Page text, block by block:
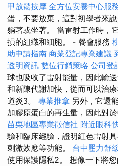
甲放鬆按摩 全方位安養中心服
蛋，不要放棄，這對初學者來
躺著或坐著。 當雷射工作時，
損的組織和細胞。 - 餐會服務
助申請指南 商業登記專業建議
透明資訊 數位行銷策略 公司登
球也吸收了雷射能量，因此輸
和新陳代謝加快，從而可以治
道炎3。 專業推拿 另外，它還
加膠原蛋白的再生量，因此對
苗栗地區專業徵信社 附近眼科
驗和臨床經驗，證明紅色雷射
刺激效應等功能。 台中壓力舒
使用保護隱私2。 想像一下將